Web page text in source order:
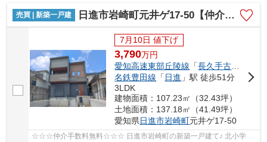
売買 | 新築一戸建 日進市岩崎町元井ゲ17-50【仲介手数料無料】新築一戸建て 1号棟
7月10日 値下げ
3,790万円
愛知高速東部丘陵線 「長久手古戦場
名鉄豊田線 「 日進 」駅 徒歩51分
3LDK
建物面積：107.23㎡（32.43坪）
土地面積：137.18㎡（41.49坪）
愛知県日進市岩崎町元井ゲ17-50
☆☆☆仲介手数料無料☆☆☆ 日進市岩崎町の新築一戸建て♪ 北小学